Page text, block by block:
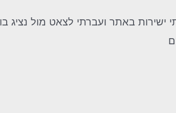
באתר ועברתי לצאט מול נציג